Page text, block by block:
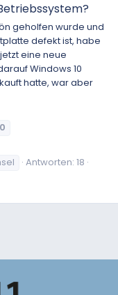
geholfen wurde und
defekt ist, habe
eine neue
Windows 10
hatte, war aber
Antworten: 18